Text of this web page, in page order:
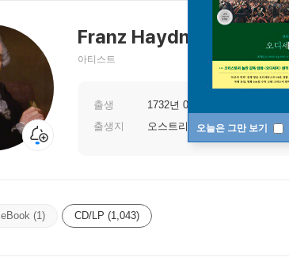
오늘은 그만 보기
Franz Haydn 프란츠 요제프 하이든
아티스트
출생 1732년 03월 31일
출생지
오스트리아 로라우
eBook (1) CD/LP (1,043)